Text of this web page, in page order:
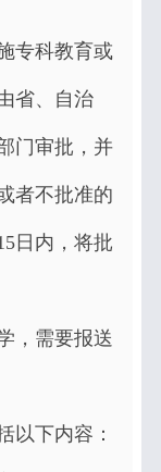
科教育或
省、自治
门审批，并
者不批准的
日内，将批
需要报送
下内容：